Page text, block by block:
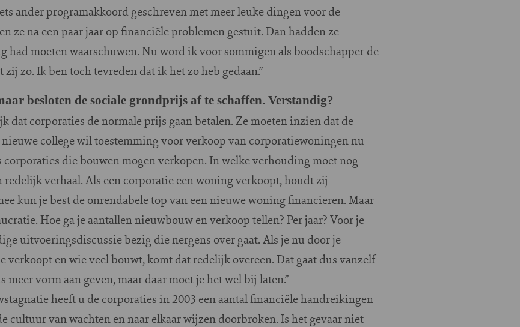
ander programakkoord geschreven met meer leuke dingen voor de
ze na een paar jaar op financiële problemen gestuit. Dan hadden ze
had moeten waarschuwen. Nu word ik voor sommigen als boodschapper de
zo. Ik ben toch tevreden dat ik het zo heb gedaan.”
besloten de sociale grondprijs af te schaffen. Verstandig?
dat corporaties de normale prijs gaan betalen. Ze moeten inzien dat de
college wil toestemming voor verkoop van corporatiewoningen nu
die bouwen mogen verkopen. In welke verhouding moet nog
verhaal. Als een corporatie een woning verkoopt, houdt zij
kun je best de onrendabele top van een nieuwe woning financieren. Maar
Hoe ga je aantallen nieuwbouw en verkoop tellen? Per jaar? Voor je
uitvoeringsdiscussie bezig die nergens over gaat. Als je nu door je
verkoopt en wie veel bouwt, komt dat redelijk overeen. Dat gaat dus vanzelf
meer vorm aan geven, maar daar moet je het wel bij laten.”
heeft u de corporaties in 2003 een aantal financiële handreikingen
cultuur van wachten en naar elkaar wijzen doorbroken. Is het gevaar niet